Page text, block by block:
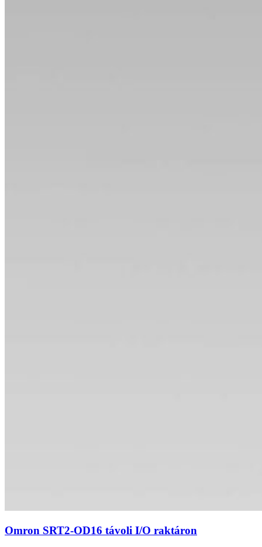
Omron SRT2-OD16 távoli I/O raktáron